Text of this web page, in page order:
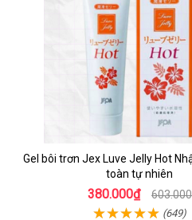
Gel bôi trơn Jex Luve Jelly Hot
toàn tự nhiên
380.000₫
(649)